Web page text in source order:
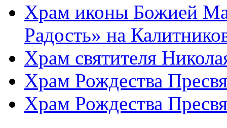
Храм иконы Божией
Радость» на
Храм святителя
Храм Рождества
Храм Рождества